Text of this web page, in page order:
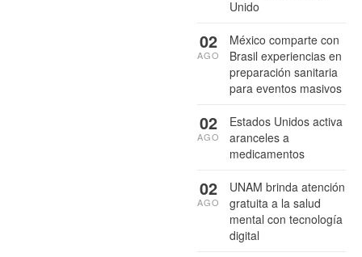
Unido
México comparte con
Brasil experiencias en
preparación sanitaria
para eventos masivos
02
AGO
Estados Unidos activa
aranceles a
medicamentos
02
AGO
UNAM brinda atención
gratuita a la salud
mental con tecnología
digital
02
AGO